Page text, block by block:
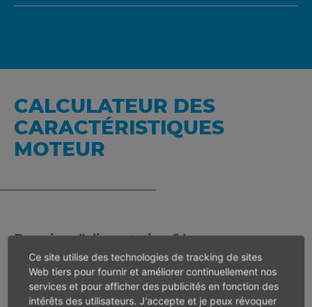
CALCULATEUR DES
CARACTÉRISTIQUES
MOTEUR
Pression d'alimentation 6 bar
Vitesse en charge min-1
Ce site utilise des technologies de tracking de sites
Web tiers pour fournir et améliorer continuellement nos
services et pour afficher des publicités en fonction des
intérêts des utilisateurs. J'accepte et je peux révoquer